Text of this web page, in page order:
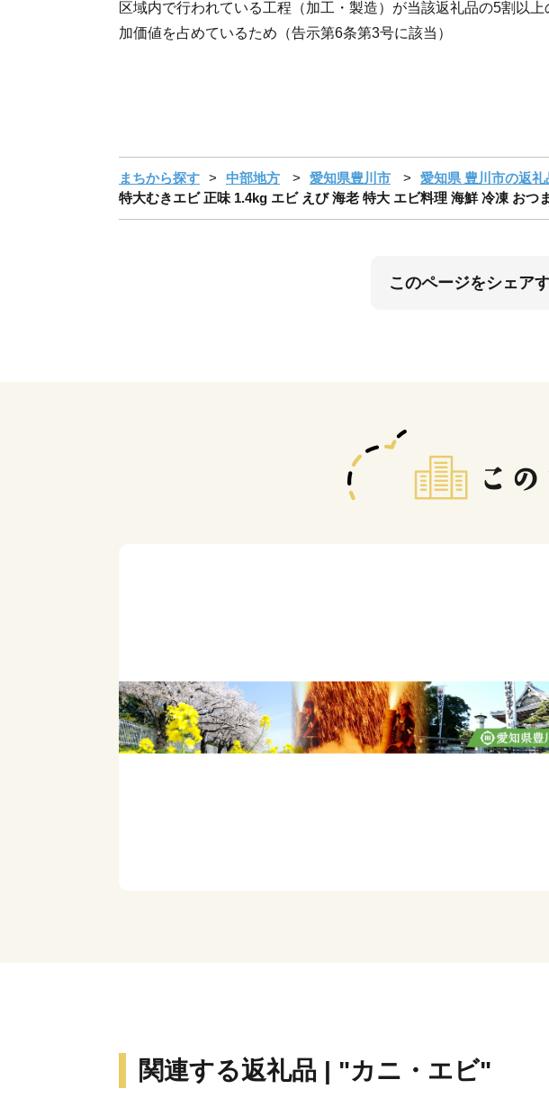
区域内で行われている工程（加工・製造）が当該返礼品の5割以上
加価値を占めているため（告示第6条第3号に該当）
まちから探す 中部地方 愛知県豊川市
愛知県 豊川市の返礼
特大むきエビ 正味 1.4kg エビ えび 海老 特大 エビ料理 海鮮 冷凍 おつ
このページをシェア
関連する返礼品 | "カニ・エビ"